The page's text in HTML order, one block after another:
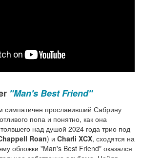
"Man's Best Friend"
симпатичен прославивший Сабрину
попа и понятно, как она
над душой 2024 года трио под
Roan) и Charli XCX, сходятся на
обложки "Man's Best Friend" оказался